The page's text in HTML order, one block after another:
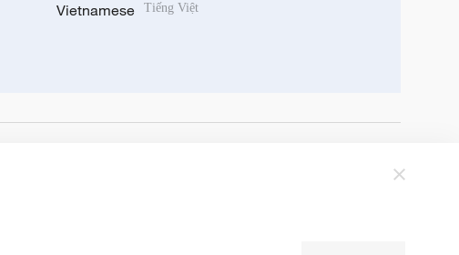
Vietnamese Tiếng Việt